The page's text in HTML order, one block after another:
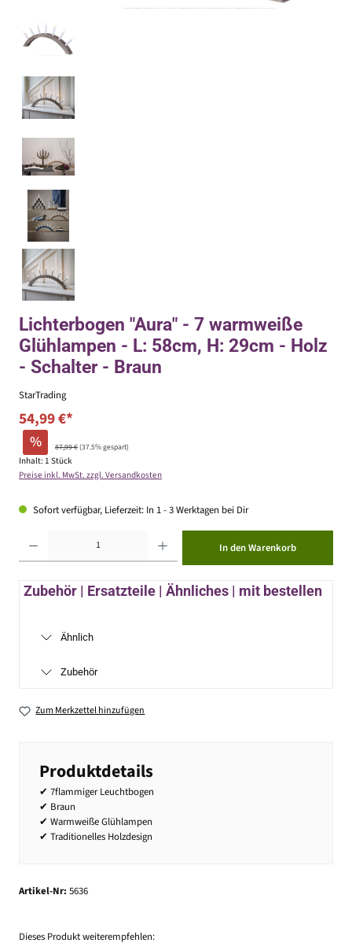
Lichterbogen "Aura" - 7 warmweiße
Glühlampen - L: 58cm, H: 29cm - Holz
- Schalter - Braun
StarTrading
54,99 €*
% 87,99 €(37.5% gespart)
Inhalt: 1 Stück
Preise inkl. MwSt. zzgl. Versandkosten
Sofort verfügbar, Lieferzeit: In 1 - 3 Werktagen bei Dir
In den Warenkorb
Zubehör | Ersatzteile | Ähnliches | mit bestellen
Ähnlich
Zubehör
Zum Merkzettel hinzufügen
Produktdetails
✔ 7flammiger Leuchtbogen
✔ Braun
✔ Warmweiße Glühlampen
✔ Traditionelles Holzdesign
Artikel-Nr: 5636
Dieses Produkt weiterempfehlen: